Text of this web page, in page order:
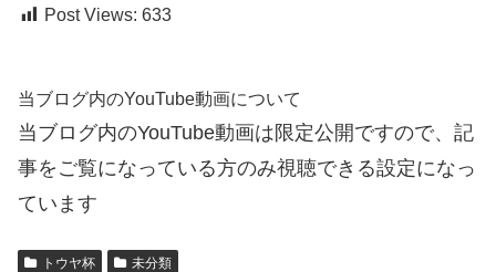
Post Views: 633
当ブログ内のYouTube動画について
当ブログ内のYouTube動画は限定公開ですので、記
事をご覧になっている方のみ視聴できる設定になっ
ています
トウヤ杯 未分類